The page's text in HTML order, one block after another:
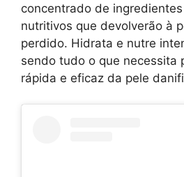
concentrado de
nutritivos que devolverão à
perdido. Hidrata e nutre
sendo tudo o que necessita
rápida e eficaz da pele